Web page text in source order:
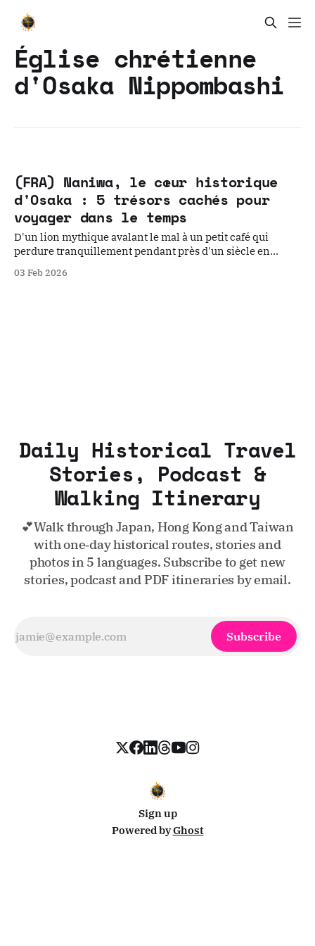
Église chrétienne
d'Osaka Nippombashi
(FRA) Naniwa, le cœur historique
d'Osaka : 5 trésors cachés pour
voyager dans le temps
D'un lion mythique avalant le mal à un petit café qui
perdure tranquillement pendant près d'un siècle en
d'Osaka.
03 Feb 2026
Daily Historical Travel
Stories, Podcast &
Walking Itinerary
💕Walk through Japan, Hong Kong and Taiwan
with one‑day historical routes, stories and
photos in 5 languages. Subscribe to get new
stories, podcast and PDF itineraries by email.
Subscribe
Sign up
Powered byGhost